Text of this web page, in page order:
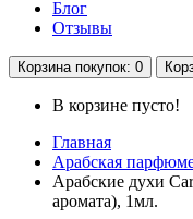
Блог
Отзывы
Корзина покупок: 0
В корзине пусто!
Главная
Арабская
Арабские духи
аромата), 1мл.